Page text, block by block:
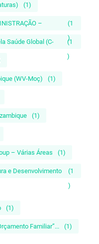
(1)
–
(1
)
Saúde Global (C-
(1
)
(WV-Moç) (1)
(1)
– Várias Áreas (1)
e Desenvolvimento
(1
)
(1)
Familiar”... (1)